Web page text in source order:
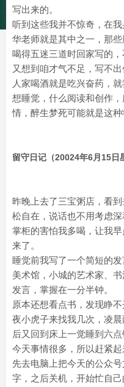
写出来的。
听到这些我并不惊奇，在
华老师就是其中之一，那
喝得五迷三道时回家写的，
又想到咱才气不足，写不
人家喝酒就是吃兴奋药，
想睡觉，什么阅读和创作
情，醉生梦死可能就是这种
留守日记（20024年6月15日
昨晚上去了三宝粥店，看
松自在，说话也不用考虑
掌柜的害怕我多喝，让我
来了。
睡觉前我写了一个简短的
美术馆，小城的艺术家、
发言，掌握在一分半钟。
原本还想看点书，发现睁
夜小虎子来找我几次，凌
后又回到床上一觉睡到六
今天事情很多，所以赶紧起
先去电脑上把今天的公众
字，之后关机，开始忙自己